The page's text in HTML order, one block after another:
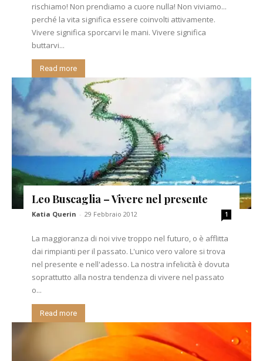
rischiamo! Non prendiamo a cuore nulla! Non viviamo...
perché la vita significa essere coinvolti attivamente.
Vivere significa sporcarvi le mani. Vivere significa
buttarvi...
Read more
Leo Buscaglia – Vivere nel presente
Katia Querin - 29 Febbraio 2012 1
La maggioranza di noi vive troppo nel futuro, o è afflitta
dai rimpianti per il passato. L'unico vero valore si trova
nel presente e nell'adesso. La nostra infelicità è dovuta
soprattutto alla nostra tendenza di vivere nel passato
o...
Read more